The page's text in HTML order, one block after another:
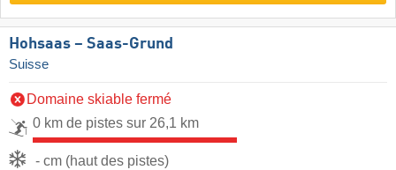
Hohsaas – Saas-Grund
Suisse
Domaine skiable fermé
0 km de pistes sur 26,1 km
- cm (haut des pistes)